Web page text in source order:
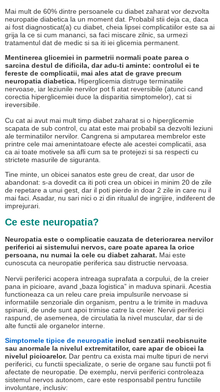
Mai mult de 60% dintre persoanele cu diabet zaharat vor dezvolta
neuropatie diabetica la un moment dat. Probabil stii deja ca, daca
ai fost diagnosticat(a) cu diabet, cheia lipsei complicatiilor este sa ai
grija la ce si cum mananci, sa faci miscare zilnic, sa urmezi
tratamentul dat de medic si sa iti iei glicemia permanent.
Mentinerea glicemiei in parmetrii normali poate parea o
sarcina destul de dificila, dar adu-ti aminte: controlul ei te
fereste de complicatii, mai ales atat de grave precum
neuropatia diabetica. Hiperglicemia distruge terminatiile
nervoase, iar leziunile nervilor pot fi atat reversibile (atunci cand
corectia hiperglicemiei duce la disparitia simptomelor), cat si
ireversibile.
Cu cat ai avut mai mult timp diabet zaharat si o hiperglicemie
scapata de sub control, cu atat este mai probabil sa dezvolti leziuni
ale terminatiilor nervilor. Cangrena si amputarea membrelor este
printre cele mai amenintatoare efecte ale acestei complicatii, asa
ca ai toate motivele sa afli cum sa te protejezi si sa respecti cu
strictete masurile de siguranta.
Tine minte, un obicei sanatos este greu de creat, dar usor de
abandonat: s-a dovedit ca iti poti crea un obicei in minim 20 de zile
de repetare a unui gest, dar il poti pierde in doar 2 zile in care nu il
mai faci. Asadar, nu sari nici o zi din ritualul de ingrijire, indiferent de
imprejurari.
Ce este neuropatia?
Neuropatia este o complicatie cauzata de deteriorarea nervilor
periferici ai sistemului nervos, care poate aparea la orice
persoana, nu numai la cele cu diabet zaharat. Mai este
cunoscuta ca neuropatie periferica sau distructie nervoasa.
Nervii periferici acopera intreaga suprafata a corpului, de la creier
pana in picioare, avand „baza logistica” in maduva spinarii. Acestia
functioneaza ca un releu care preia impulsurile nervoase si
informatiile senzoriale din organism, pentru a le trimite in maduva
spinarii, de unde sunt apoi trimise catre la creier. Nervii periferici
raspund, de asemenea, de circulatia la nivel muscular, dar si de
alte functii ale organelor interne.
Simptomele tipice de neuropatie includ senzatii neobisnuite
sau anormale la nivelul extremitatilor, care apar de obicei la
nivelul picioarelor. Dar pentru ca exista mai multe tipuri de nervi
periferici, cu functii specializate, o serie de organe sau functii pot fi
afectate de neuropatie. De exemplu, nervii periferici controleaza
sistemul nervos autonom, care este responsabil pentru functiile
involuntare, inclusiv: